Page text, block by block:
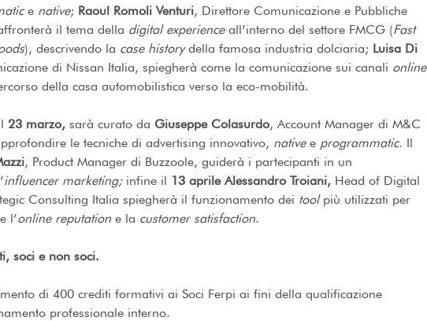
e native; Raoul Romoli Venturi, Direttore Comunicazione e Pubbliche
il tema della digital experienceall’interno del settore FMCG (Fast
), descrivendo la case historydella famosa industria dolciaria; Luisa Di
di Nissan Italia, spiegherà come la comunicazione sui canali online
della casa automobilistica verso la eco-mobilità.
23 marzo, sarà curato da Giuseppe Colasurdo, Account Manager di M&C
le tecniche di advertising innovativo, native e programmatic. Il
, Product Manager di Buzzoole, guiderà i partecipanti in un
influencer marketing;infine il 13 aprile Alessandro Troiani, Head of Digital
Consulting Italia spiegherà il funzionamento dei tool più utilizzati per
l’online reputation e la customer satisfaction.
soci e non soci.
di 400 crediti formativi ai Soci Ferpi ai fini della qualificazione
professionale interno.